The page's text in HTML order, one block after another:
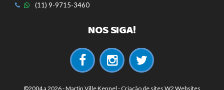
(11) 9-9715-3460
NOS SIGA!
©2004 a 2026 - Martin Ville Kennel - Criação de sites W2 Websites